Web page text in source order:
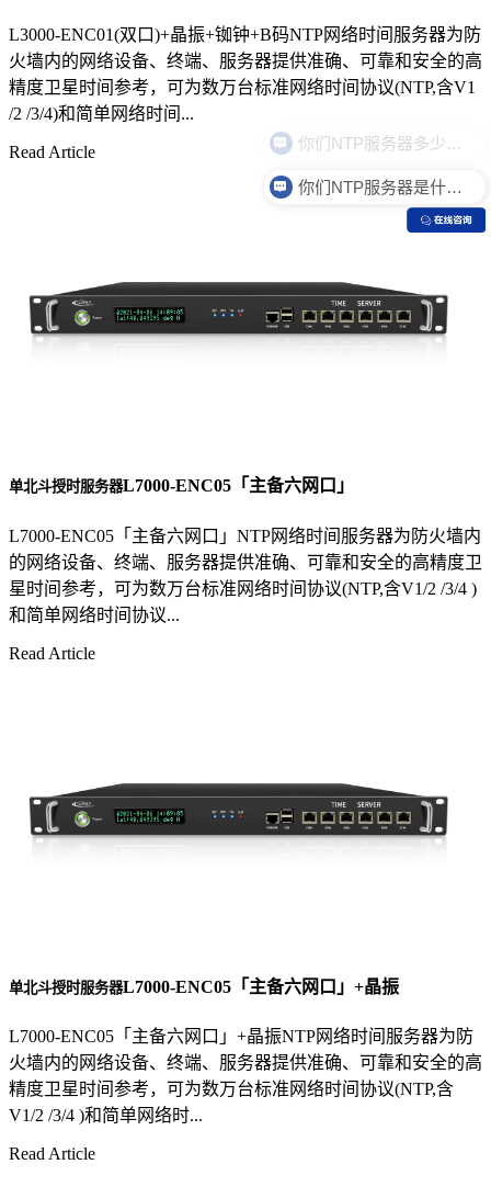
L3000-ENC01(双口)+晶振+铷钟+B码NTP网络时间服务器为防
火墙内的网络设备、终端、服务器提供准确、可靠和安全的高
精度卫星时间参考，可为数万台标准网络时间协议(NTP,含V1
/2 /3/4)和简单网络时间...
Read Article
单北斗授时服务器L7000-ENC05「主备六网口」
L7000-ENC05「主备六网口」NTP网络时间服务器为防火墙内
的网络设备、终端、服务器提供准确、可靠和安全的高精度卫
星时间参考，可为数万台标准网络时间协议(NTP,含V1/2 /3/4 )
和简单网络时间协议...
Read Article
单北斗授时服务器L7000-ENC05「主备六网口」+晶振
L7000-ENC05「主备六网口」+晶振NTP网络时间服务器为防
火墙内的网络设备、终端、服务器提供准确、可靠和安全的高
精度卫星时间参考，可为数万台标准网络时间协议(NTP,含
V1/2 /3/4 )和简单网络时...
Read Article
你们NTP服务器是什么价格？